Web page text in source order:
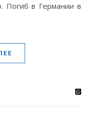
Погиб в Германии в